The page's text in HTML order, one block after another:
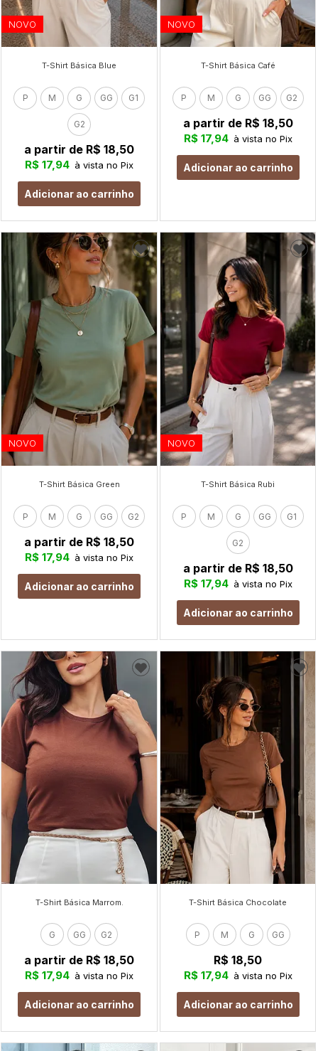
NOVO
T-Shirt Básica Blue
P M G GG G1
G2
a partir de R$ 18,50
R$ 17,94 à vista no Pix
Adicionar ao carrinho
NOVO
T-Shirt Básica Café
P M G GG G2
a partir de R$ 18,50
R$ 17,94 à vista no Pix
Adicionar ao carrinho
NOVO
T-Shirt Básica Green
P M G GG G2
a partir de R$ 18,50
R$ 17,94 à vista no Pix
Adicionar ao carrinho
NOVO
T-Shirt Básica Rubi
P M G GG G1
G2
a partir de R$ 18,50
R$ 17,94 à vista no Pix
Adicionar ao carrinho
T-Shirt Básica Marrom.
G GG G2
a partir de R$ 18,50
R$ 17,94 à vista no Pix
Adicionar ao carrinho
T-Shirt Básica Chocolate
P M G GG
R$ 18,50
R$ 17,94 à vista no Pix
Adicionar ao carrinho